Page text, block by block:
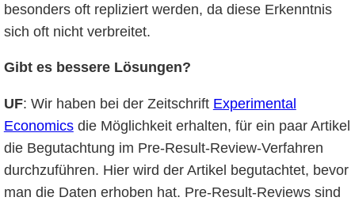
besonders oft repliziert werden, da diese Erkenntnis
sich oft nicht verbreitet.
Gibt es bessere Lösungen?
UF: Wir haben bei der Zeitschrift Experimental
Economicsdie Möglichkeit erhalten, für ein paar Artikel
die Begutachtung im Pre-Result-Review-Verfahren
durchzuführen. Hier wird der Artikel begutachtet, bevor
man die Daten erhoben hat. Pre-Result-Reviews sind